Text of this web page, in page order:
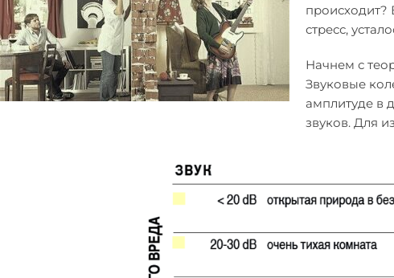
происходит?
стресс,
Начнем с
Звуковые
амплитуде в
звуков. Для